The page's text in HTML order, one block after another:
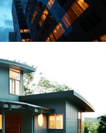
Giydirme
On 3 Haziran 2018